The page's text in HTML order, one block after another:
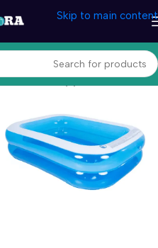
Skip to main content
עמוד הבית/מוצרי קיץ/בריכות